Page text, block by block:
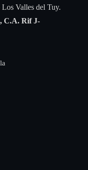
Valles del Tuy.
C.A. Rif J-